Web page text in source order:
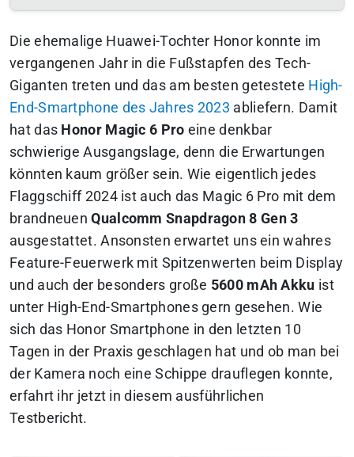
Die ehemalige Huawei-Tochter Honor konnte im
vergangenen Jahr in die Fußstapfen des Tech-
Giganten treten und das am besten getestete High-
End-Smartphone des Jahres 2023 abliefern. Damit
hat das Honor Magic 6 Pro eine denkbar
schwierige Ausgangslage, denn die Erwartungen
könnten kaum größer sein. Wie eigentlich jedes
Flaggschiff 2024 ist auch das Magic 6 Pro mit dem
brandneuenQualcomm Snapdragon 8 Gen 3
ausgestattet. Ansonsten erwartet uns ein wahres
Feature-Feuerwerk mit Spitzenwerten beim Display
und auch der besonders große 5600 mAh Akku ist
unter High-End-Smartphones gern gesehen.Wie
sich das Honor Smartphone in den letzten 10
Tagen in der Praxis geschlagen hat und ob man bei
der Kamera noch eine Schippe drauflegen konnte,
erfahrt ihr jetzt in diesem ausführlichen
Testbericht.